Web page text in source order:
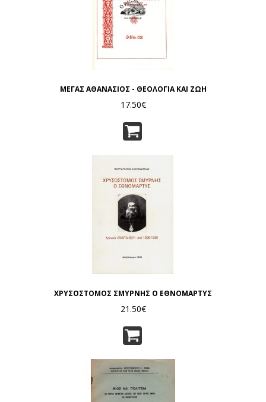
ΜΕΓΑΣ ΑΘΑΝΑΣΙΟΣ - ΘΕΟΛΟΓΙΑ ΚΑΙ ΖΩΗ
17.50€
ΧΡΥΣΟΣΤΟΜΟΣ ΣΜΥΡΝΗΣ Ο ΕΘΝΟΜΑΡΤΥΣ
21.50€